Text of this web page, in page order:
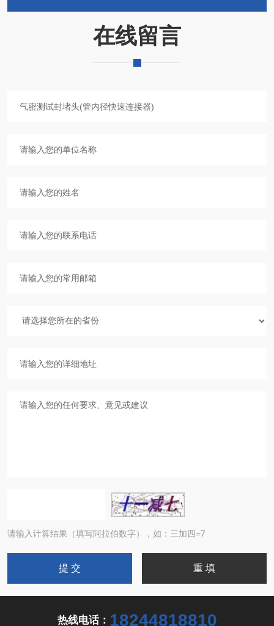
在线留言
请输入计算结果（填写阿拉伯数字），如：三加四=7
热线电话： 18244818810